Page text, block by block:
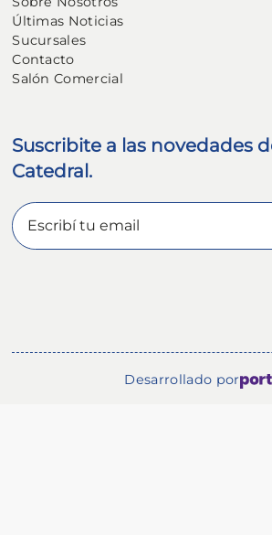
Últimas Noticias
Sucursales
Contacto
Salón Comercial
Suscribite a las novedades
Catedral.
Desarrollado por